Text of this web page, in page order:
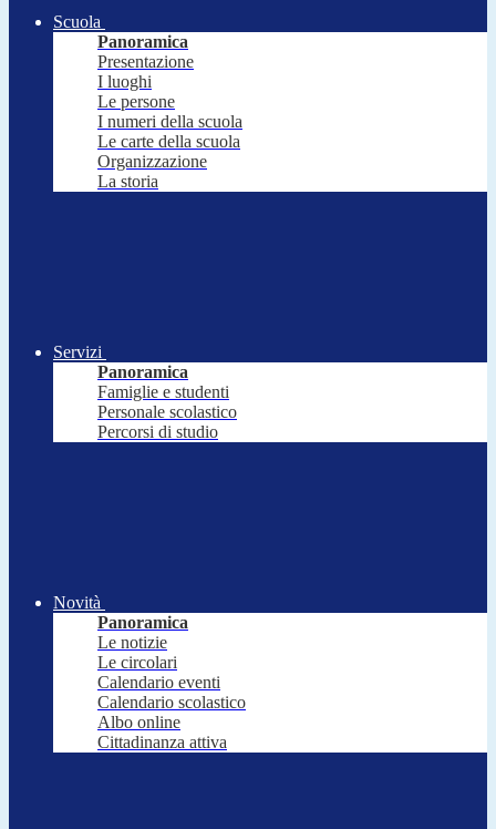
Scuola
Panoramica
Presentazione
I luoghi
Le persone
I numeri della scuola
Le carte della scuola
Organizzazione
La storia
Servizi
Panoramica
Famiglie e studenti
Personale scolastico
Percorsi di studio
Novità
Panoramica
Le notizie
Le circolari
Calendario eventi
Calendario scolastico
Albo online
Cittadinanza attiva